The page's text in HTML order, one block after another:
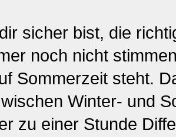
sicher bist, die
noch nicht
Sommerzeit steht.
Winter- und
zu einer Stunde